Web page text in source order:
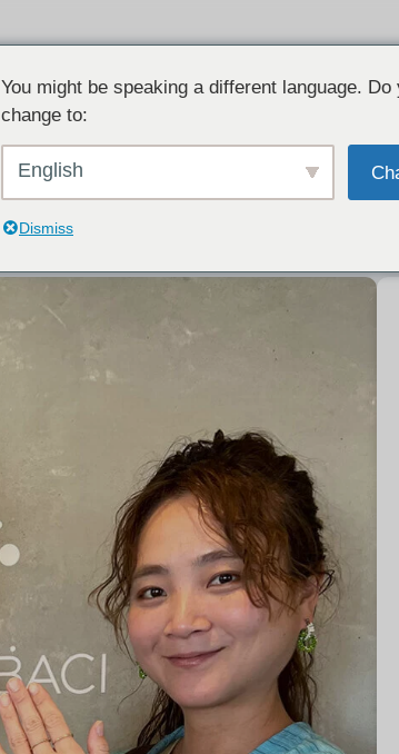
[客户反馈] Forester 手工铂金
You might be speaking a different language. Do
change to:
English
Dismiss